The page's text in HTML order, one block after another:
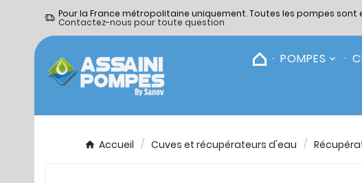
Pour la France métropolitaine uniquement. Toutes les pompes sont
Contactez-nous pour toute question
POMPES
Accueil Cuves et récupérateurs d'eau